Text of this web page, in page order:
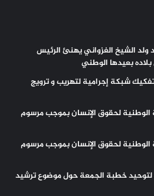
الشيخ الغزواني يهنئ الرئيس
بعيدها الوطني
شبكة إجرامية لتهريب و ترويج
الوطنية لحقوق الإنسان بموجب مرسوم
الوطنية لحقوق الإنسان بموجب مرسوم
لتوحيد خطبة الجمعة حول موضوع ترشيد